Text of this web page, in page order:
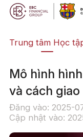
Trung tâm Học
Mô hình
và cách
Đăng vào: 2025-
Cập nhật vào: